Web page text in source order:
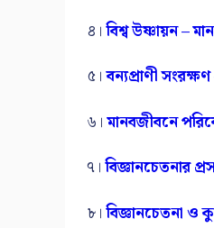
৪।বিশ্ব উষ্ণায়ন –
৫।বন্যপ্রাণী
৬।মানবজীবনে
৭।বিজ্ঞানচেতনার
৮।বিজ্ঞানচেতনা ও